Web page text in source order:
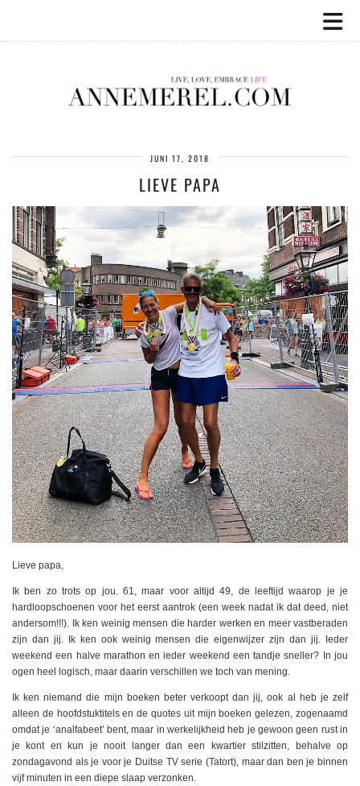
JUNI 17, 2018
LIEVE PAPA
Lieve papa,
Ik ben zo trots op jou. 61, maar voor altijd 49, de leeftijd waarop je je
hardloopschoenen voor het eerst aantrok (een week nadat ik dat deed, niet
andersom!!!). Ik ken weinig mensen die harder werken en meer vastberaden
zijn dan jij. Ik ken ook weinig mensen die eigenwijzer zijn dan jij. Ieder
weekend een halve marathon en ieder weekend een tandje sneller? In jou
ogen heel logisch, maar daarin verschillen we toch van mening.
Ik ken niemand die mijn boeken beter verkoopt dan jij, ook al heb je zelf
alleen de hoofdstuktitels en de quotes uit mijn boeken gelezen, zogenaamd
omdat je ‘analfabeet’ bent, maar in werkelijkheid heb je gewoon geen rust in
je kont en kun je nooit langer dan een kwartier stilzitten, behalve op
zondagavond als je voor je Duitse TV serie (Tatort), maar dan ben je binnen
vijf minuten in een diepe slaap verzonken.